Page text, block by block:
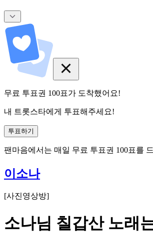
무료 투표권 100표가 도착했어요!
내 트롯스타에게 투표해주세요!
투표하기
팬마음에서는 매일 무료 투표권 100표를
이소나
[사진영상방]
소나님 칠갑산 노래